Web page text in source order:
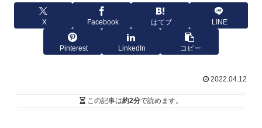
X Facebook はてブ LINE
Pinterest LinkedIn コピー
2022.04.12
この記事は約2分で読めます。